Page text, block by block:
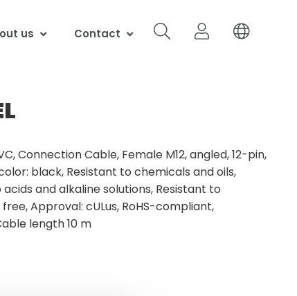
us Contact
Connection Cable, Female M12, angled, 12-pin,
black, Resistant to chemicals and oils,
and alkaline solutions, Resistant to
Approval: cULus, RoHS-compliant,
length 10 m